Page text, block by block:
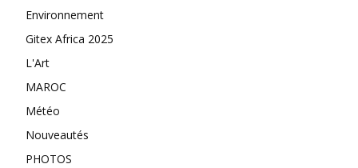
Environnement
Gitex Africa 2025
L'Art
MAROC
Météo
Nouveautés
PHOTOS